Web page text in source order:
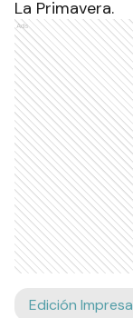
La Primavera.
Ads
Edición Impresa